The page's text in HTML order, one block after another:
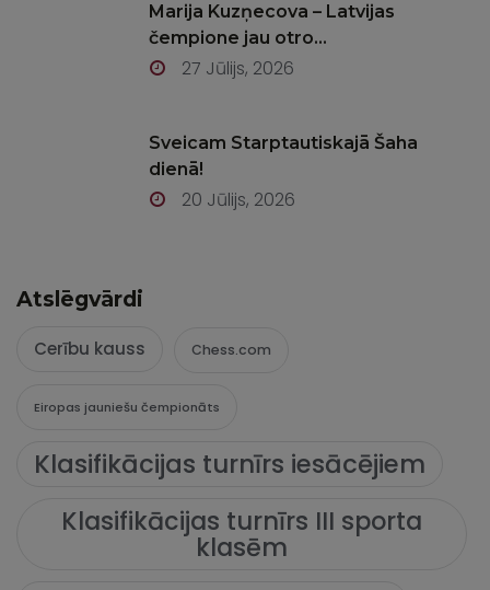
Marija Kuzņecova – Latvijas
čempione jau otro...
27 Jūlijs, 2026
Sveicam Starptautiskajā Šaha
dienā!
20 Jūlijs, 2026
Atslēgvārdi
Cerību kauss Chess.com
Eiropas jauniešu čempionāts
Klasifikācijas turnīrs iesācējiem
Klasifikācijas turnīrs III sporta
klasēm